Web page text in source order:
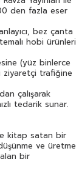
den fazla eser
bez çanta
hobi ürünleri
(yüz binlerce
ziyaretçi trafiğine
çalışarak
tedarik sunar.
kitap satan bir
ve üretme
bir